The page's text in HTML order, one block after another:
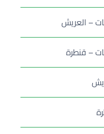
– العريش
– قنطرة